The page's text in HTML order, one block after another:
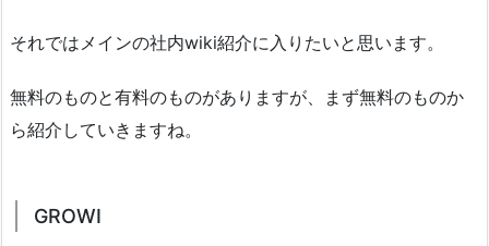
それではメインの社内wiki紹介に入りたいと思います。
無料のものと有料のものがありますが、まず無料のものか
ら紹介していきますね。
GROWI